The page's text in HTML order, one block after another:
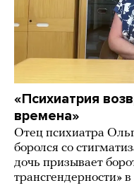
«Психиатрия
времена»
Отец психиатра
боролся со
дочь призывает
трансгендерности»